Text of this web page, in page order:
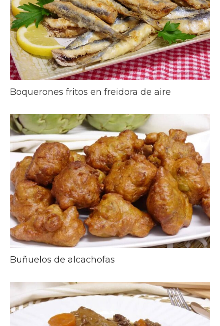
Boquerones fritos en freidora de aire
Buñuelos de alcachofas